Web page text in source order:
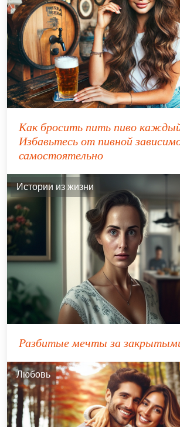
Как бросить пить пиво
Избавьтесь от пивной
самостоятельно
Истории из жизни
Разбитые мечты за
Любовь